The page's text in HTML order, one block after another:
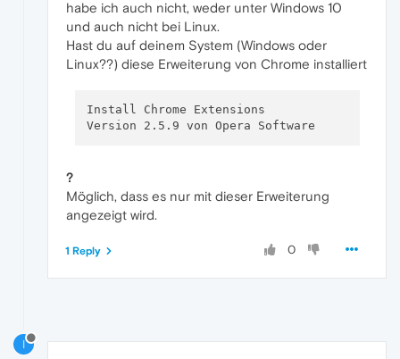
habe ich auch nicht, weder unter Windows 10
und auch nicht bei Linux.
Hast du auf deinem System (Windows oder
Linux??) diese Erweiterung von Chrome installiert
Install Chrome Extensions
?
Möglich, dass es nur mit dieser Erweiterung
angezeigt wird.
0
1 Reply
I